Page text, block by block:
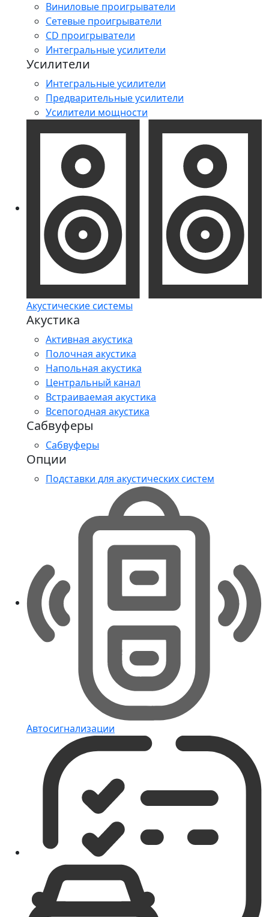
Виниловые проигрыватели
Сетевые проигрыватели
CD проигрыватели
Интегральные усилители
Усилители
Интегральные усилители
Предварительные усилители
Усилители мощности
Акустические системы
Акустика
Активная акустика
Полочная акустика
Напольная акустика
Центральный канал
Встраиваемая акустика
Всепогодная акустика
Сабвуферы
Сабвуферы
Опции
Подставки для акустических систем
Автосигнализации